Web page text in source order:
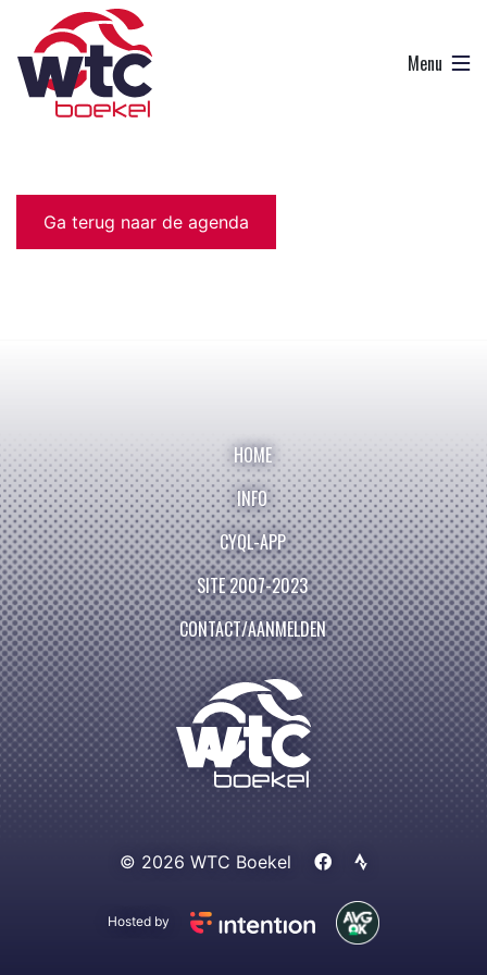
Ga terug naar de agenda
HOME
INFO
CYQL-APP
SITE 2007-2023
CONTACT/AANMELDEN
© 2026 WTC Boekel
Hosted by